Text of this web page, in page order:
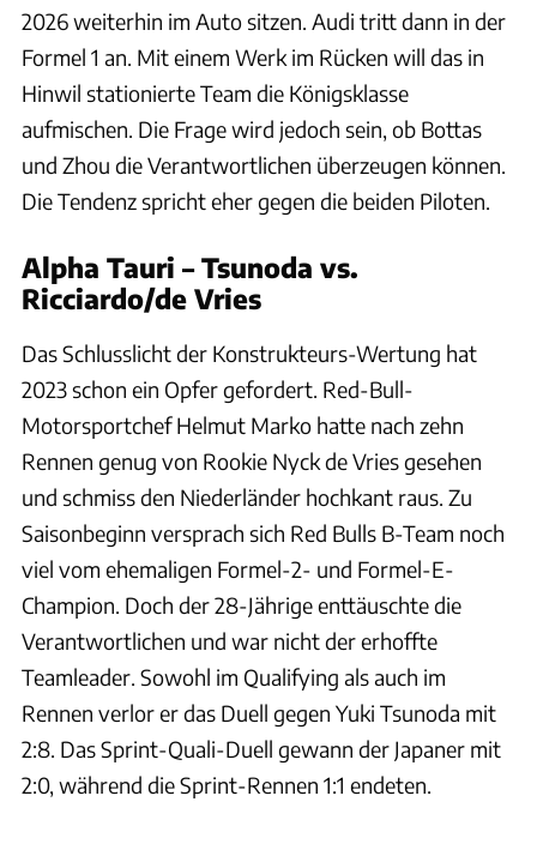
2026 weiterhin im Auto sitzen. Audi tritt dann in der
Formel 1 an. Mit einem Werk im Rücken will das in
Hinwil stationierte Team die Königsklasse
aufmischen. Die Frage wird jedoch sein, ob Bottas
und Zhou die Verantwortlichen überzeugen können.
Die Tendenz spricht eher gegen die beiden Piloten.
Alpha Tauri – Tsunoda vs.
Ricciardo/de Vries
Das Schlusslicht der Konstrukteurs-Wertung hat
2023 schon ein Opfer gefordert. Red-Bull-
Motorsportchef Helmut Marko hatte nach zehn
Rennen genug von Rookie Nyck de Vries gesehen
und schmiss den Niederländer hochkant raus. Zu
Saisonbeginn versprach sich Red Bulls B-Team noch
viel vom ehemaligen Formel-2- und Formel-E-
Champion. Doch der 28-Jährige enttäuschte die
Verantwortlichen und war nicht der erhoffte
Teamleader. Sowohl im Qualifying als auch im
Rennen verlor er das Duell gegen Yuki Tsunoda mit
2:8. Das Sprint-Quali-Duell gewann der Japaner mit
2:0, während die Sprint-Rennen 1:1 endeten.